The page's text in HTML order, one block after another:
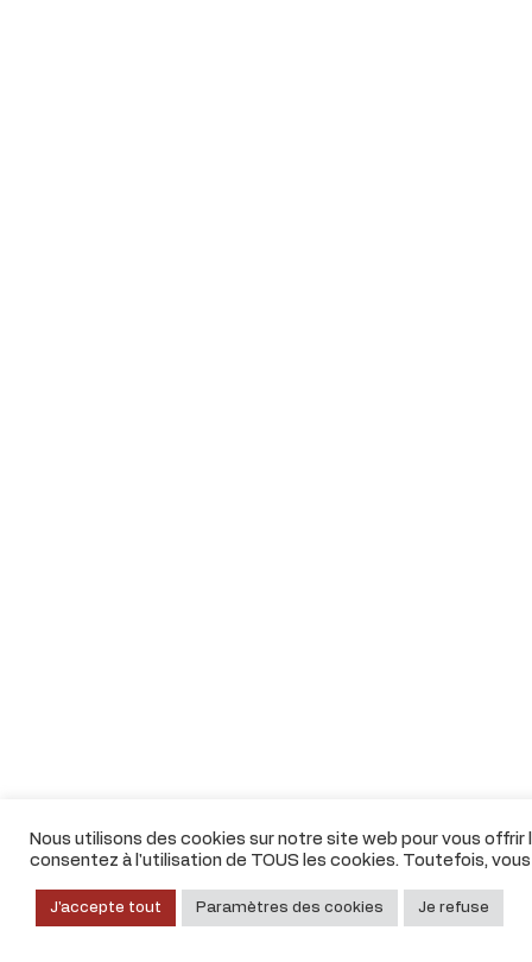
Nous utilisons des cookies sur notre site web pour vous
consentez à l'utilisation de TOUS les cookies. Toutefois,
J'accepte tout Paramètres des cookies Je refuse